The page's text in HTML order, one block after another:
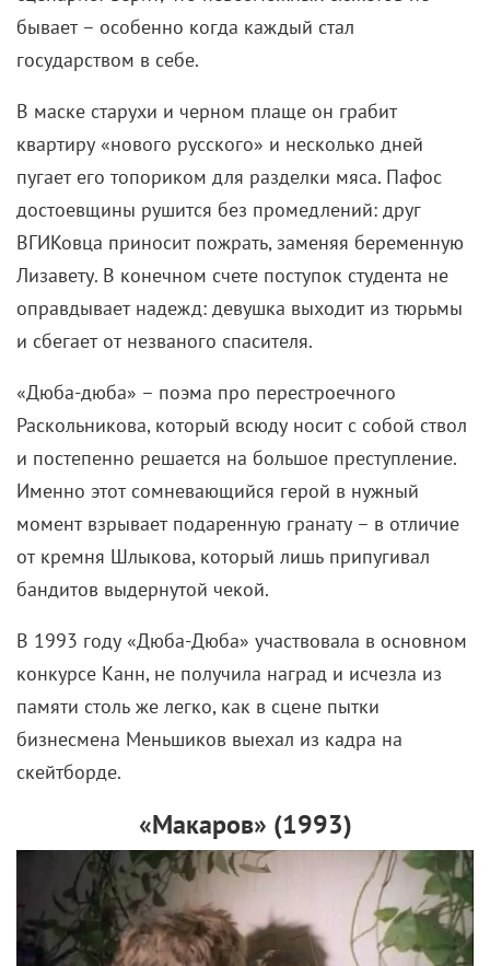
бывает – особенно когда каждый стал
государством в себе.
В маске старухи и черном плаще он грабит
квартиру «нового русского» и несколько дней
пугает его топориком для разделки мяса. Пафос
достоевщины рушится без промедлений: друг
ВГИКовца приносит пожрать, заменяя беременную
Лизавету. В конечном счете поступок студента не
оправдывает надежд: девушка выходит из тюрьмы
и сбегает от незваного спасителя.
«Дюба-дюба» – поэма про перестроечного
Раскольникова, который всюду носит с собой ствол
и постепенно решается на большое преступление.
Именно этот сомневающийся герой в нужный
момент взрывает подаренную гранату – в отличие
от кремня Шлыкова, который лишь припугивал
бандитов выдернутой чекой.
В 1993 году «Дюба-Дюба» участвовала в основном
конкурсе Канн, не получила наград и исчезла из
памяти столь же легко, как в сцене пытки
бизнесмена Меньшиков выехал из кадра на
скейтборде.
«Макаров» (1993)